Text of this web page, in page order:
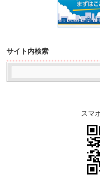
サイト内検索
スマ